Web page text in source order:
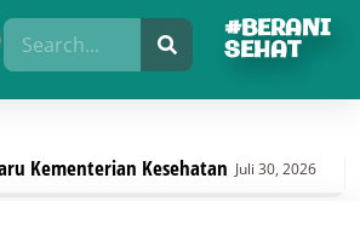
#BERANI
SEHAT
Kesehatan Juli 30, 2026 Dinas